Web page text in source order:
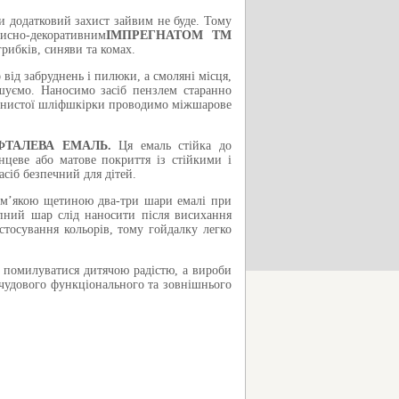
додатковий захист зайвим не буде. Тому
декоративнимІМПРЕГНАТОМ ТМ
синяви та комах.
забруднень і пилюки, а смоляні місця,
Наносимо засіб пензлем старанно
шліфшкірки проводимо міжшарове
ФТАЛЕВА ЕМАЛЬ.Ця емаль стійка до
або матове покриття із стійкими і
безпечний для дітей.
щетиною два-три шари емалі при
шар слід наносити після висихання
кольорів, тому гойдалку легко
помилуватися дитячою радістю, а вироби
функціонального та зовнішнього